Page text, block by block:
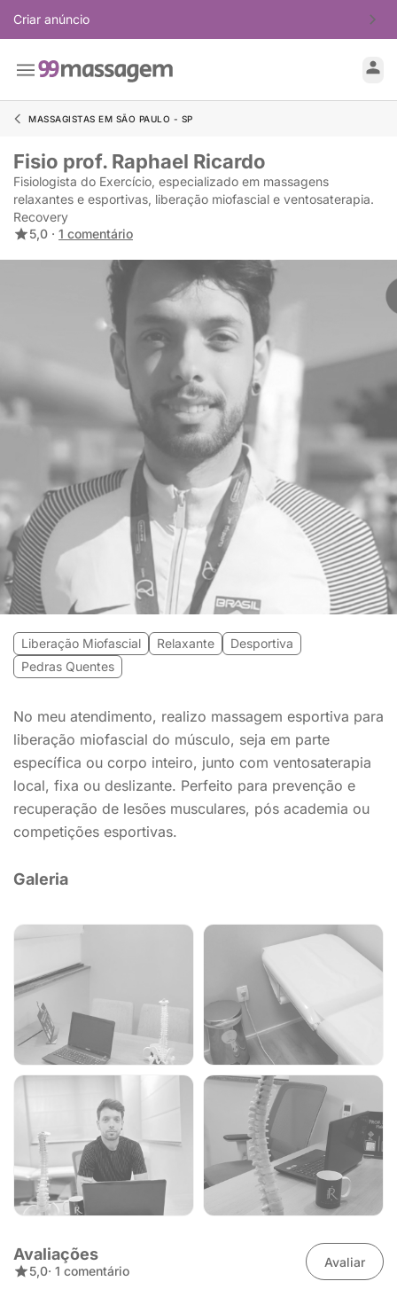
Criar anúncio
MASSAGISTAS EM SÃO PAULO - SP
Fisio prof. Raphael Ricardo
Fisiologista do Exercício, especializado em massagens
relaxantes e esportivas, liberação miofascial e ventosaterapia.
Recovery
5,0 · 1 comentário
Liberação Miofascial Relaxante
Desportiva
Pedras Quentes
No meu atendimento, realizo massagem esportiva para
liberação miofascial do músculo, seja em parte
específica ou corpo inteiro, junto com ventosaterapia
local, fixa ou deslizante. Perfeito para prevenção e
recuperação de lesões musculares, pós academia ou
competições esportivas.
Galeria
Avaliações
5,0· 1 comentário
Avaliar